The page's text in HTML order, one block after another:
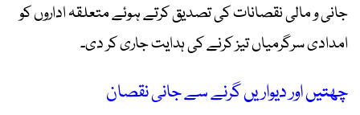
جانی و مالی نقصانات کی تصدیق کرتے ہوئے متعلقہ اداروں کو
امدادی سرگرمیاں تیز کرنے کی ہدایت جاری کر دی۔
چھتیں اور دیواریں گرنے سے جانی نقصان